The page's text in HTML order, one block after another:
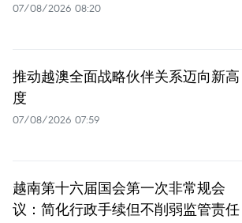
07/08/2026 08:20
推动越澳全面战略伙伴关系迈向新高
度
07/08/2026 07:59
越南第十六届国会第一次非常规会
议：简化行政手续但不削弱监管责任